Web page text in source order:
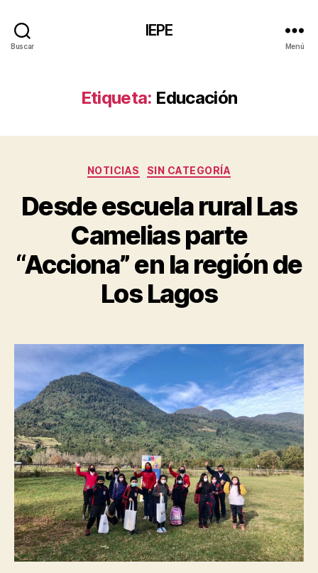
Buscar
IEPE
Menú
Etiqueta: Educación
Categorías
NOTICIAS SIN CATEGORÍA
Desde escuela rural Las
Camelias parte
“Acciona” en la región de
Los Lagos